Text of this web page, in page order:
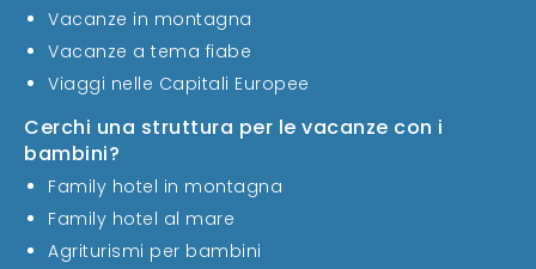
Vacanze in montagna
Vacanze a tema fiabe
Viaggi nelle Capitali Europee
Cerchi una struttura per le vacanze con i
bambini?
Family hotel in montagna
Family hotel al mare
Agriturismi per bambini